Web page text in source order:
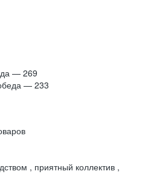
— 269
— 233
, приятный коллектив ,